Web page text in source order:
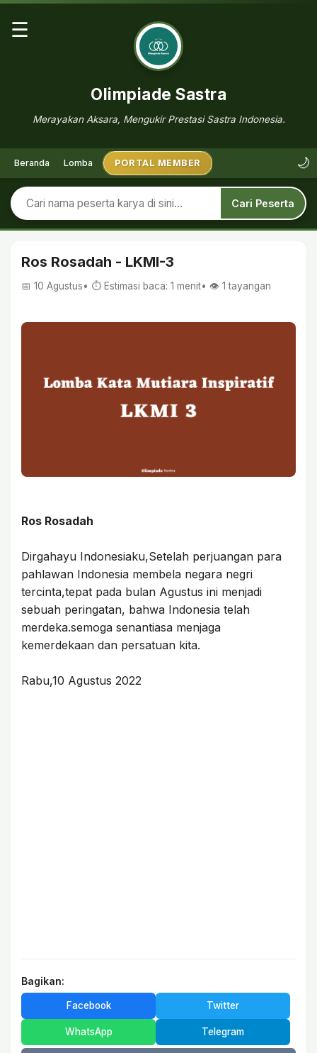
☰
Olimpiade Sastra
Merayakan Aksara, Mengukir Prestasi Sastra Indonesia.
Beranda Lomba PORTAL MEMBER 🌙
Cari Peserta
Ros Rosadah - LKMI-3
📅 10 Agustus• ⏱ Estimasi baca: 1 menit• 👁️ 1 tayangan
Ros Rosadah
Dirgahayu Indonesiaku,Setelah perjuangan para
pahlawan Indonesia membela negara negri
tercinta,tepat pada bulan Agustus ini menjadi
sebuah peringatan, bahwa Indonesia telah
merdeka.semoga senantiasa menjaga
kemerdekaan dan persatuan kita.
Rabu,10 Agustus 2022
Bagikan:
Facebook Twitter
WhatsApp Telegram